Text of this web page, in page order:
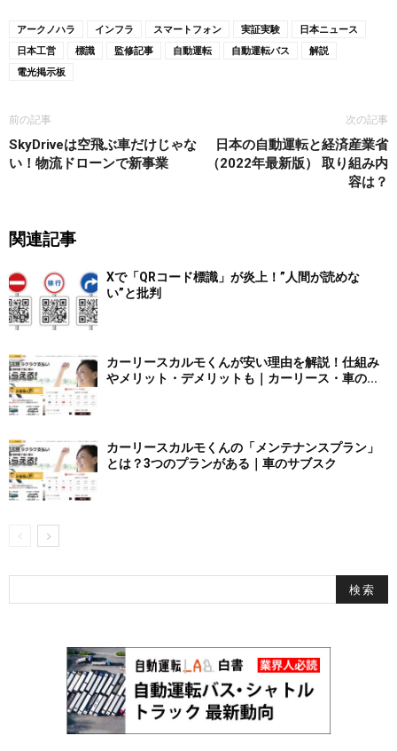
アークノハラ インフラ スマートフォン 実証実験
日本ニュース
日本工営
標識 監修記事 自動運転 自動運転バス
解説
電光掲示板
前の記事
SkyDriveは空飛ぶ車だけじゃな
い！物流ドローンで新事業
次の記事
日本の自動運転と経済産業省
（2022年最新版） 取り組み内
容は？
関連記事
Xで「QRコード標識」が炎上！”人間が読めな
い”と批判
カーリースカルモくんが安い理由を解説！仕組み
やメリット・デメリットも｜カーリース・車の...
カーリースカルモくんの「メンテナンスプラン」
とは？3つのプランがある｜車のサブスク